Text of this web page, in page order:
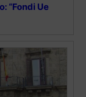
“Fondi Ue